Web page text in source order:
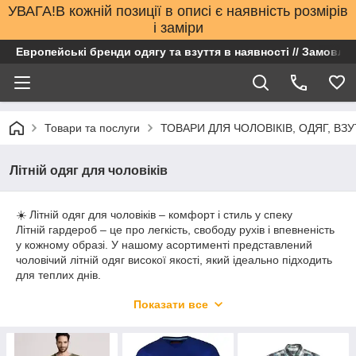
УВАГА!В кожній позиції в описі є наявність розмірів
і заміри
Европейські бренди одягу та взуття в наявності //
Товари та послуги ТОВАРИ ДЛЯ ЧОЛОВІКІВ, ОДЯГ,
Літній одяг для чоловіків
☀️ Літній одяг для чоловіків – комфорт і стиль у спеку
Літній гардероб – це про легкість, свободу рухів і впевненість
у кожному образі. У нашому асортименті представлений
чоловічий літній одяг високої якості, який ідеально підходить
для теплих днів.
🌿 легкі та дихаючі матеріали
👕 сучасний та універсальний дизайн
🧵 якісне пошиття
Показати все